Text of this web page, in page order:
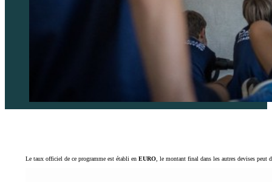
Le taux officiel de ce programme est établi enEURO, le montant final dans les autres devises peut